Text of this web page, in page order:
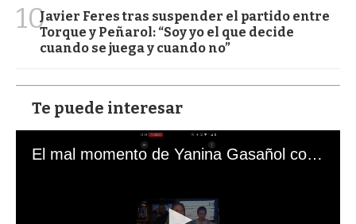
10Javier Feres tras suspender el partido entre
Torque y Peñarol: “Soy yo el que decide
cuando se juega y cuando no”
Te puede interesar
El mal momento de Yanina Gasañol con un hincha argentino en "Subrayado"